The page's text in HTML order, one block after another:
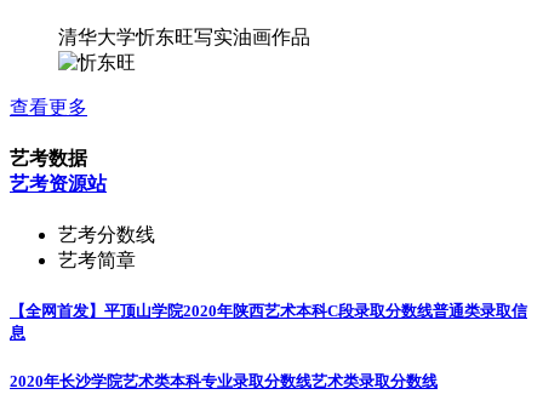
清华大学忻东旺写实油画作品
查看更多
艺考数据
艺考资源站
艺考分数线
艺考简章
【全网首发】平顶山学院2020年陕西艺术本科C段录取分数线普通类录取信
息
2020年长沙学院艺术类本科专业录取分数线艺术类录取分数线